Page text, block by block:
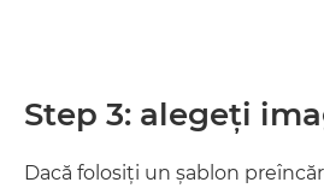
Step 3: alegeţi
Dacă folosiţi un şablon